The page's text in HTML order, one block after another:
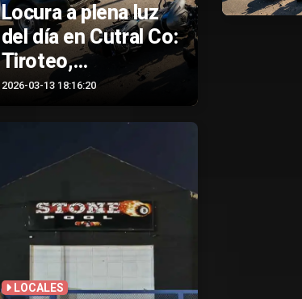
Locura a plena luz
del día en Cutral Co:
Tiroteo,
persecución y el
los municipios
2026-03-13 18:16:20
LOCALES